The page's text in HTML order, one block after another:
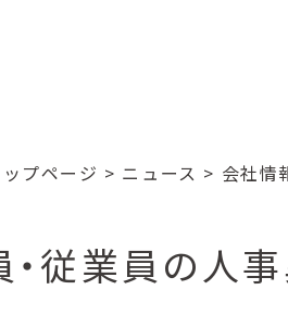
ップページ > ニュース > 会社情
従業員の人